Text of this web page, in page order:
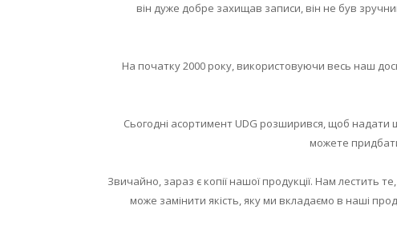
він дуже добре захищав записи, він не був
На початку 2000 року, використовуючи весь наш
Сьогодні асортимент UDG розширився, щоб надати
можете
Звичайно, зараз є копії нашої продукції. Нам лестить
може замінити якість, яку ми вкладаємо в наші